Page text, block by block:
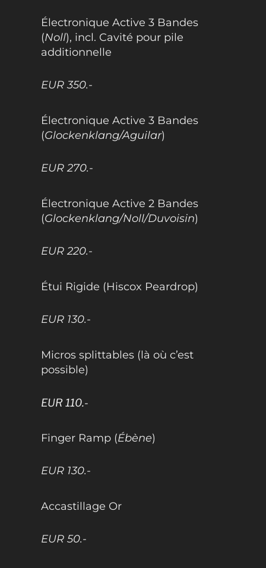
Électronique Active 3 Bandes
(Noll), incl. Cavité pour pile
additionnelle
EUR 350.-
Électronique Active 3 Bandes
(Glockenklang/Aguilar)
EUR 270.-
Électronique Active 2 Bandes
(Glockenklang/Noll/Duvoisin)
EUR 220.-
Étui Rigide (Hiscox Peardrop)
EUR 130.-
Micros splittables (là où c’est
possible)
EUR 110.-
Finger Ramp (Ébène)
EUR 130.-
Accastillage Or
EUR 50.-